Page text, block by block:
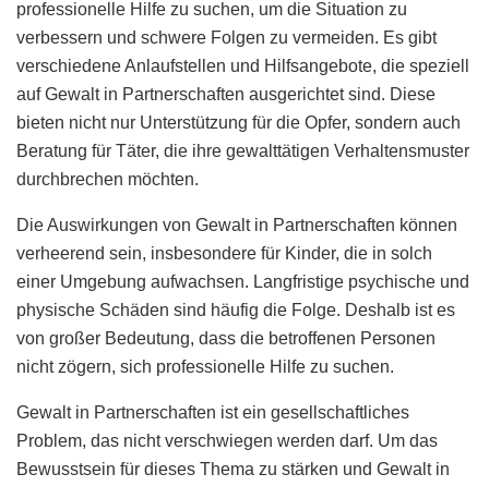
professionelle Hilfe zu suchen, um die Situation zu
verbessern und schwere Folgen zu vermeiden. Es gibt
verschiedene Anlaufstellen und Hilfsangebote, die speziell
auf Gewalt in Partnerschaften ausgerichtet sind. Diese
bieten nicht nur Unterstützung für die Opfer, sondern auch
Beratung für Täter, die ihre gewalttätigen Verhaltensmuster
durchbrechen möchten.
Die Auswirkungen von Gewalt in Partnerschaften können
verheerend sein, insbesondere für Kinder, die in solch
einer Umgebung aufwachsen. Langfristige psychische und
physische Schäden sind häufig die Folge. Deshalb ist es
von großer Bedeutung, dass die betroffenen Personen
nicht zögern, sich professionelle Hilfe zu suchen.
Gewalt in Partnerschaften ist ein gesellschaftliches
Problem, das nicht verschwiegen werden darf. Um das
Bewusstsein für dieses Thema zu stärken und Gewalt in